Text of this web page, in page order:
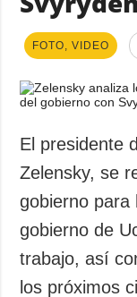
FOTO, VIDEO
El presidente
Zelensky, se
gobierno para
gobierno de
trabajo, así
los próximos